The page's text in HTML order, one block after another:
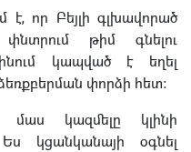
է, որ Բեյլի գլխավորած
թիմ գնելու
կապված է եղել
փորձի հետ։
մաս կազմելը կլինի
կցանկանայի օգնել